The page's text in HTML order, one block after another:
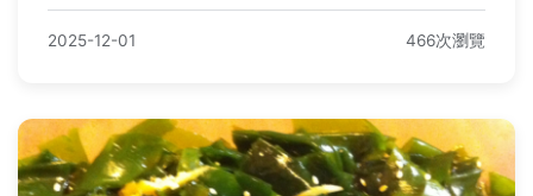
2025-12-01 466次瀏覽